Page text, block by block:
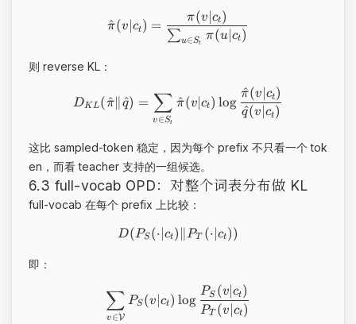
π
^(v ct ) =
∑u∈St
π(u∣ct )
π(v∣ct )
则 reverse KL：
DKL (π
^∥ q
^) =
v∈St
∑ π
^(v∣ct) log
q
^(v ct)
π
^(v ct)
这比 sampled-token 稳定，因为每个 prefix 不只看一个 tok
en，而看 teacher 支持的一组候选。
6.3 full-vocab OPD：对整个词表分布做 KL
full-vocab 在每个 prefix 上比较：
D(PS (⋅∣ct) ∥PT (⋅∣ct ))
即：
v∈V
∑ PS (v∣ct) log
PT (v∣ct )
PS (v ∣ct)